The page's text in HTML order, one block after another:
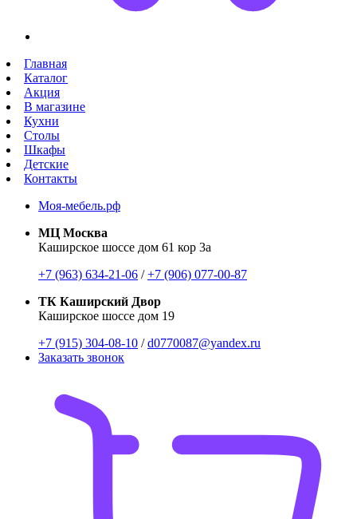
Главная
Каталог
Акция
В магазине
Кухни
Столы
Шкафы
Детские
Контакты
Моя-мебель.рф
МЦ Москва
Каширское шоссе дом 61 кор 3а
+7 (963) 634-21-06 /+7 (906) 077-00-87
ТК Каширский Двор
Каширское шоссе дом 19
+7 (915) 304-08-10 /d0770087@yandex.ru
Заказать звонок